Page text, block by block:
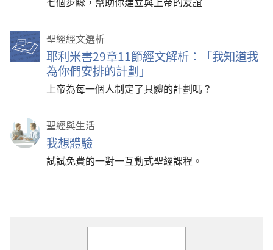
聖經經文選析
耶利米書29章11節經文解析：「我知道我
為你們安排的計劃」
上帝為每一個人制定了具體的計劃嗎？
聖經與生活
我想體驗
試試免費的一對一互動式聖經課程。